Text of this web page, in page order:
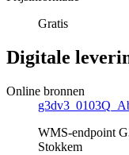
Gratis
Digitale
Online bronnen
WMS-endpoint
Stokkem